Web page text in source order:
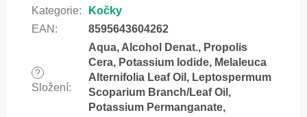
Kategorie:
Kočky
EAN : 8595643604262
?
Složení:
Aqua, Alcohol Denat., Propolis
Cera, Potassium Iodide, Melaleuca
Alternifolia Leaf Oil, Leptospermum
Scoparium Branch/Leaf Oil,
Potassium Permanganate,